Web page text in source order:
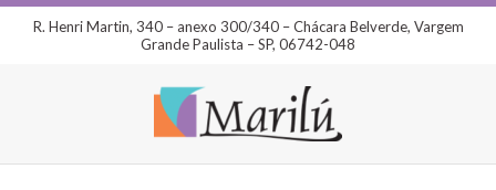
R. Henri Martin, 340 – anexo 300/340 – Chácara Belverde, Vargem
Grande Paulista – SP, 06742-048